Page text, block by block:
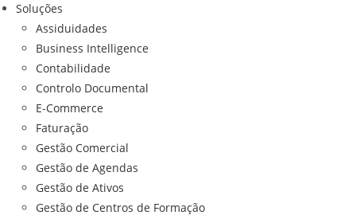
Soluções
Assiduidades
Business Intelligence
Contabilidade
Controlo Documental
E-Commerce
Faturação
Gestão Comercial
Gestão de Agendas
Gestão de Ativos
Gestão de Centros de Formação